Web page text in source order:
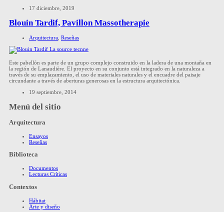
17 diciembre, 2019
Blouin Tardif, Pavillon Massotherapie
Arquitectura Reseñas
Este pabellón es parte de un grupo complejo construido en la ladera de una montaña en
la región de Lanaudière. El proyecto en su conjunto está integrado en la naturaleza a
través de su emplazamiento, el uso de materiales naturales y el encuadre del paisaje
circundante a través de aberturas generosas en la estructura arquitectónica.
19 septiembre, 2014
Menú del sitio
Arquitectura
Ensayos
Reseñas
Biblioteca
Documentos
Lecturas Críticas
Contextos
Hábitat
Arte y diseño